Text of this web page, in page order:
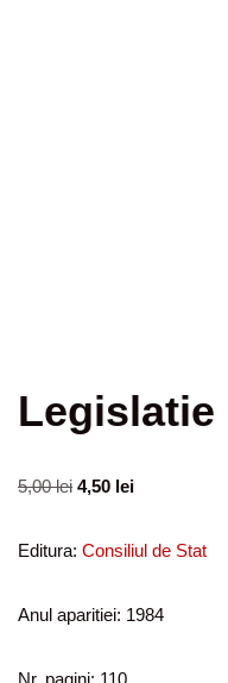
5,00lei 4,50 lei
Editura: Consiliul de Stat
Anul aparitiei: 1984